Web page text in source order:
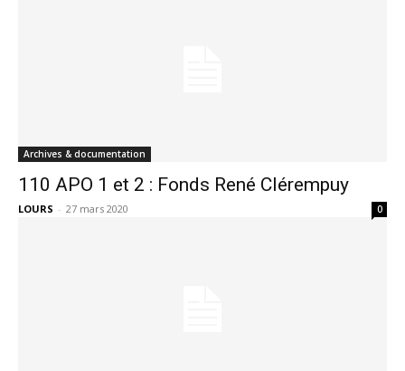
Archives & documentation
110 APO 1 et 2 : Fonds René Clérempuy
LOURS - 27 mars 2020 0